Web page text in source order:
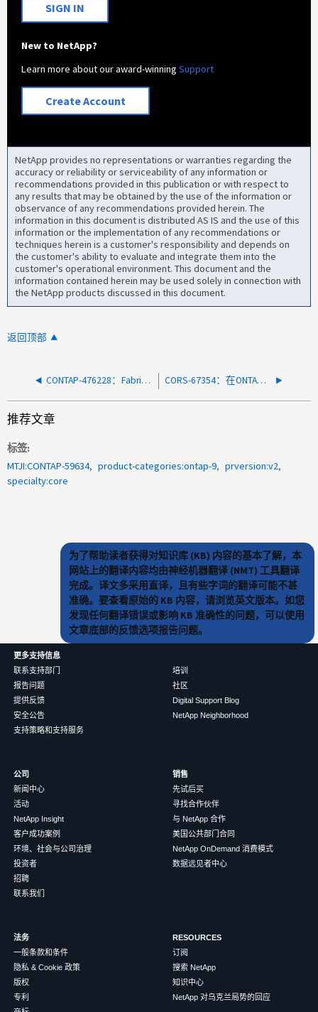
SIGN IN
New to NetApp?
Learn more about our award-winningSupport
Create Account
NetApp provides no representations or warranties regarding the
accuracy or reliability or serviceability of any information or
recommendations provided in this publication or with respect to
any results that may be obtained by the use of the information or
observance of any recommendations provided herein. The
information in this document is distributed AS IS and the use of this
information or the implementation of any recommendations or
techniques herein is a customer's responsibility and depends on
the customer's ability to evaluate and integrate them into the
customer's operational environment. This document and the
information contained herein may be used solely in connection with
the NetApp products discussed in this document.
返回顶部
CONTAP-476228：FabricPool 提示 objstore 主机无法解析本地层错误 CORS-67354：在ONTAP S3中支持CORS
推荐文章
标签
MTJI:CONTAP-59634
product-categories:ontap-9
prversion:v2
specialty:core
为了帮助读者获得对知识库 (KB) 内容的基本了解，本
网站上的翻译内容均由神经机器翻译 (NMT) 工具翻译
完成。译文多采用直译，且有些字词的翻译可能不甚
准确。要查看原始的 KB 内容，请浏览英文版本。如您
发现任何翻译错误或影响 KB 准确性的问题，可以使用
文章底部的反馈选项报告问题。
更多支持信息
联系支持部门
报告问题
提供反馈
安全公告
支持策略和支持服务
培训
社区
Digital Support Blog
NetApp Neighborhood
公司
新闻中心
活动
NetApp Insight
客户成功案例
环境、社会与公司治理
投资者
招聘
联系我们
销售
先试后买
寻找合作伙伴
与 NetApp 合作
美国公共部门合同
NetApp OnDemand 消费模式
数据远见者中心
法务
一般条款和条件
隐私 & Cookie 政策
版权
专利
RESOURCES
订阅
搜索 NetApp
知识中心
NetApp 对乌克兰局势的回应